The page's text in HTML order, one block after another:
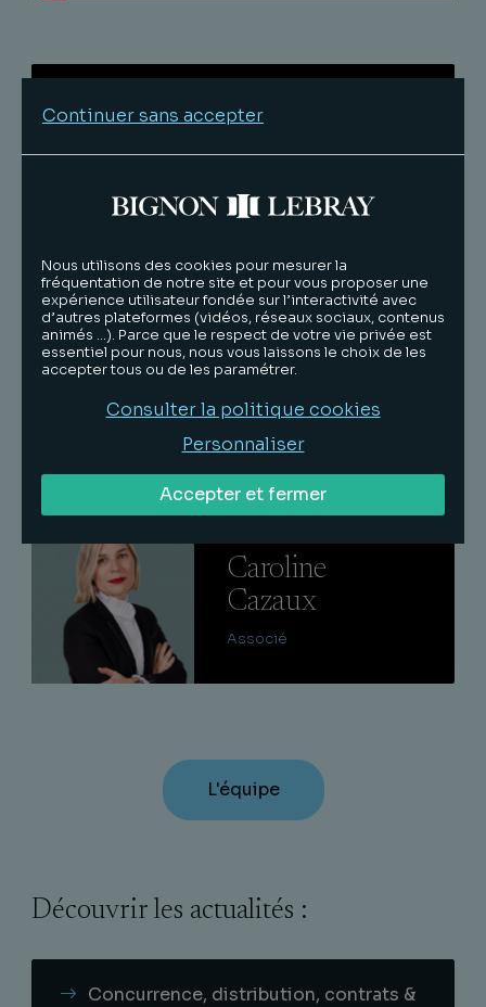
Gérer les cookies pour autoriser les
L'équipe
Caroline
Cazaux
Associé
L'équipe
Découvrir les actualités :
Concurrence, distribution, contrats &
Continuer sans accepter
Nous utilisons des cookies pour mesurer la
fréquentation de notre site et pour vous proposer une
expérience utilisateur fondée sur l’interactivité avec
d’autres plateformes (vidéos, réseaux sociaux, contenus
animés …). Parce que le respect de votre vie privée est
essentiel pour nous, nous vous laissons le choix de les
accepter tous ou de les paramétrer.
Consulter la politique cookies
Personnaliser
Accepter et fermer